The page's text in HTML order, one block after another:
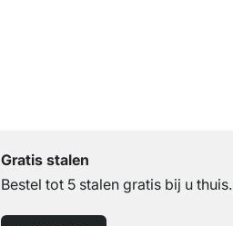
Gratis stalen
Bestel tot 5 stalen gratis bij u thuis.